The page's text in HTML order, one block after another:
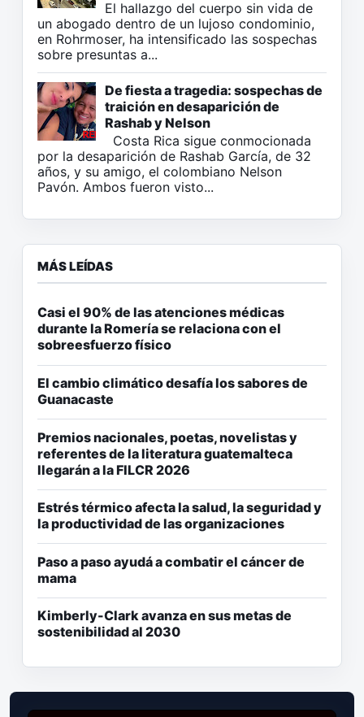
El hallazgo del cuerpo sin vida de
un abogado dentro de un lujoso condominio,
en Rohrmoser, ha intensificado las sospechas
sobre presuntas a...
De fiesta a tragedia: sospechas de
traición en desaparición de
Rashab y Nelson
Costa Rica sigue conmocionada
por la desaparición de Rashab García, de 32
años, y su amigo, el colombiano Nelson
Pavón. Ambos fueron visto...
MÁS LEÍDAS
Casi el 90% de las atenciones médicas
durante la Romería se relaciona con el
sobreesfuerzo físico
El cambio climático desafía los sabores de
Guanacaste
Premios nacionales, poetas, novelistas y
referentes de la literatura guatemalteca
llegarán a la FILCR 2026
Estrés térmico afecta la salud, la seguridad y
la productividad de las organizaciones
Paso a paso ayudá a combatir el cáncer de
mama
Kimberly-Clark avanza en sus metas de
sostenibilidad al 2030